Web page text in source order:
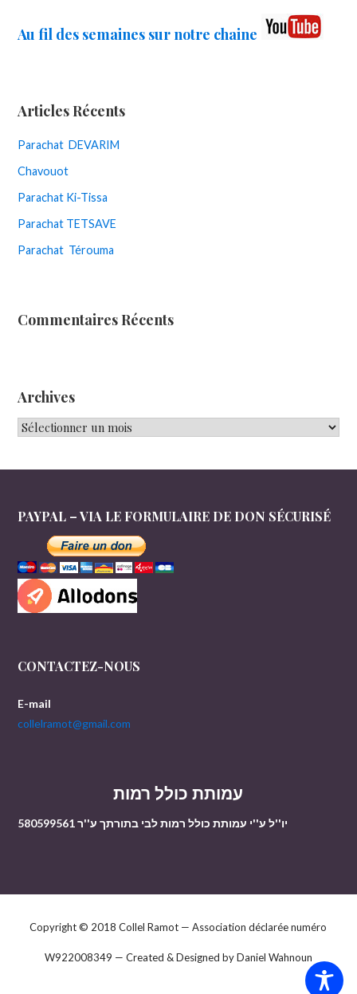
Au fil des semaines sur notre chaine
Articles Récents
Parachat DEVARIM
Chavouot
Parachat Ki-Tissa
Parachat TETSAVE
Parachat Térouma
Commentaires Récents
Archives
Archives
PAYPAL – VIA LE FORMULAIRE DE DON SÉCURISÉ
CONTACTEZ-NOUS
E-mail
collelramot@gmail.com
עמותת כולל רמות
יו''ל ע''י עמותת כולל רמות לבי בתורתך ע''ר 580599561
Copyright © 2018 Collel Ramot — Association déclarée numéro
W922008349 — Created & Designed by Daniel Wahnoun